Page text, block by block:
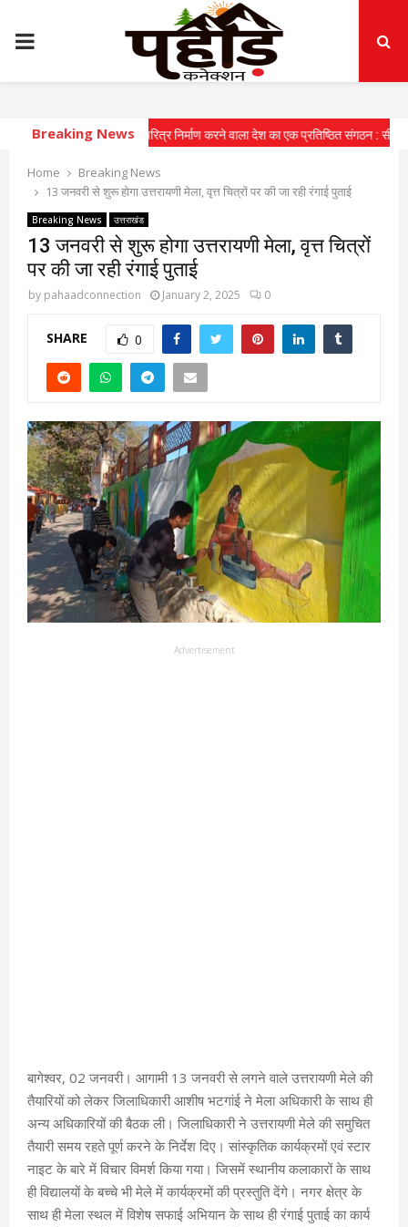
PRIMARY
MENU
Breaking News
में राष्ट्रीय चरित्र निर्माण करने वाला देश का एक प्रतिष्ठित संगठन : सीएम ⇝
Home
Breaking News
13 जनवरी से शुरू होगा उत्तरायणी मेला, वृत्त चित्रों पर की जा रही रंगाई पुताई
Breaking News उत्तराखंड
13 जनवरी से शुरू होगा उत्तरायणी मेला, वृत्त चित्रों
पर की जा रही रंगाई पुताई
by pahaadconnection January 2, 2025 0
SHARE 0
Advertisement
बागेश्वर, 02 जनवरी। आगामी 13 जनवरी से लगने वाले उत्तरायणी मेले की
तैयारियों को लेकर जिलाधिकारी आशीष भटगांई ने मेला अधिकारी के साथ ही
अन्य अधिकारियों की बैठक ली। जिलाधिकारी ने उत्तरायणी मेले की समुचित
तैयारी समय रहते पूर्ण करने के निर्देश दिए। सांस्कृतिक कार्यक्रमों एवं स्टार
नाइट के बारे में विचार विमर्श किया गया। जिसमें स्थानीय कलाकारों के साथ
ही विद्यालयों के बच्चे भी मेले में कार्यक्रमों की प्रस्तुति देंगे। नगर क्षेत्र के
साथ ही मेला स्थल में विशेष सफाई अभियान के साथ ही रंगाई पुताई का कार्य